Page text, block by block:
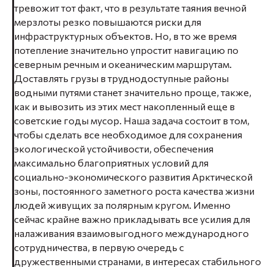
тревожит тот факт, что в результате таяния вечной
мерзлоты резко повышаются риски для
инфраструктурных объектов. Но, в то же время
потепление значительно упростит навигацию по
северным речным и океаническим маршрутам.
Доставлять грузы в труднодоступные районы
водными путями станет значительно проще, также,
как и вывозить из этих мест накопленный еще в
советские годы мусор. Наша задача состоит в том,
чтобы сделать все необходимое для сохранения
экологической устойчивости, обеспечения
максимально благоприятных условий для
социально-экономического развития Арктической
зоны, постоянного заметного роста качества жизни
людей живущих за полярным кругом. Именно
сейчас крайне важно прикладывать все усилия для
налаживания взаимовыгодного международного
сотрудничества, в первую очередь с
дружественными странами, в интересах стабильного